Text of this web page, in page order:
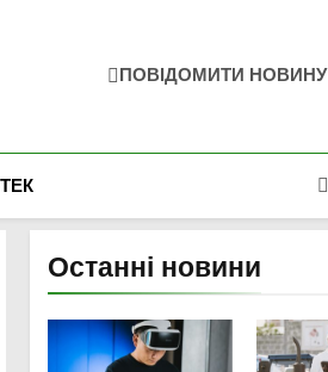
ПОВІДОМИТИ НОВИНУ
Останні новини